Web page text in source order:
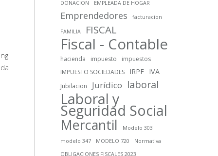
DONACION EMPLEADA DE HOGAR
Emprendedores facturacion
FAMILIA FISCAL
Fiscal - Contable
hacienda impuesto
impuestos
IMPUESTO SOCIEDADES
IRPF IVA
Jubilacion Jurídico laboral
Laboral y
Seguridad Social
Mercantil
Modelo 303
modelo 347
MODELO 720
Normativa
OBLIGACIONES FISCALES 2023